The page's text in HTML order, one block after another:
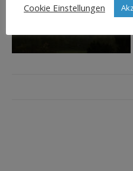
Cookie Einstellungen